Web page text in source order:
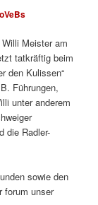
Meister am
tatkräftig beim
den Kulissen“
Führungen,
unter anderem
die Radler-
sowie den
forum unser